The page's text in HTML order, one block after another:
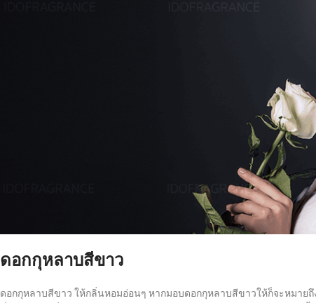
ดอกกุหลาบสีขาว
ดอกกุหลาบสีขาว ให้กลิ่นหอมอ่อนๆ หากมอบดอกกุหลาบสีขาวให้ก็จะหมาย